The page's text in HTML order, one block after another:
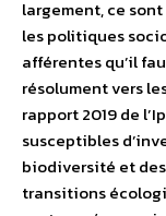
largement, ce
les politiques
afférentes qu’il
résolument vers
rapport 2019 de
susceptibles
biodiversité et
transitions